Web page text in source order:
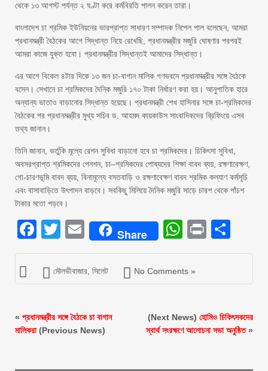
থেকে ১৩ আগস্ট পর্যন্ত ২ ঘণ্টা করে কর্মবিরতি পালন করেন তারা।
বাংলাদেশ চা শ্রমিক ইউনিয়নের ভারপ্রাপ্ত সাধারণ সম্পাদক নিপেল পাল বলেছেন, আমরা
প্রধানমন্ত্রী বৈঠকের আগে সিদ্ধান্ত নিয়ে রেখেছি, প্রধানমন্ত্রীর মজুরি ঘোষণার পরপরই
আমরা কাজে যুক্ত হবো। প্রধানমন্ত্রীর সিদ্ধান্তই আমাদের সিদ্ধান্ত।
এর আগে বিকেল ৪টার দিকে ১৩ জন চা-বাগান মালিক গণভবনে প্রধানমন্ত্রীর সঙ্গে বৈঠকে
বসেন। সেখানে চা শ্রমিকদের দৈনিক মজুরি ১৭০ টাকা নির্ধারণ করা হয়। আনুপাতিক হারে
অন্যান্য ভাতাও বাড়ানোর সিদ্ধান্ত হয়েছে। প্রধানমন্ত্রী শেখ হাসিনার সঙ্গে চা-শ্রমিকদের
বৈঠকের পর প্রধানমন্ত্রীর মুখ্য সচিব ড. আহমদ কায়কাউস সাংবাদিকদের ব্রিফিংয়ে এসব
তথ্য জানান।
তিনি জানান, ভর্তুকি মূল্যে রেশন সুবিধা বাড়ানো হবে চা শ্রমিকদের। চিকিৎসা সুবিধা,
অবসরপ্রাপ্ত শ্রমিকদের পেনশন, চা–শ্রমিকদের পোষ্যদের শিক্ষা বাবদ ব্যয়, রক্ষণাবেক্ষণ,
গো-চারণভূমি বাবদ ব্যয়, বিনামূল্যে বসতবাড়ি ও রক্ষণাবেক্ষণ বাবদ শ্রমিক কল্যাণ কর্মসূচি
এবং বাসাবাড়িতে উৎপাদন বাড়বে। সবকিছু মিলিয়ে দৈনিক মজুরি সাড়ে চারশ থেকে পাঁচশ
টাকার মতো পড়বে।
Facebook
Twitter
EmailShare Print
মৌলভীবাজার সিলেট No Comments »
« প্রধানমন্ত্রীর সঙ্গে বৈঠকে চা বাগান
মালিকরা(Previous News)
(Next News) হোমিও চিকিৎসকদের
স্বার্থ সংরক্ষণে আলোচনা সভা অনুষ্ঠিত»